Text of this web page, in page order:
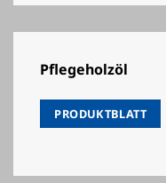
Pflegeholzöl
PRODUKTBLATT